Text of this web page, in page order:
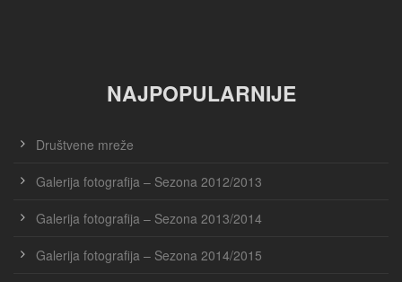
NAJPOPULARNIJE
Društvene mreže
Galerija fotografija – Sezona 2012/2013
Galerija fotografija – Sezona 2013/2014
Galerija fotografija – Sezona 2014/2015